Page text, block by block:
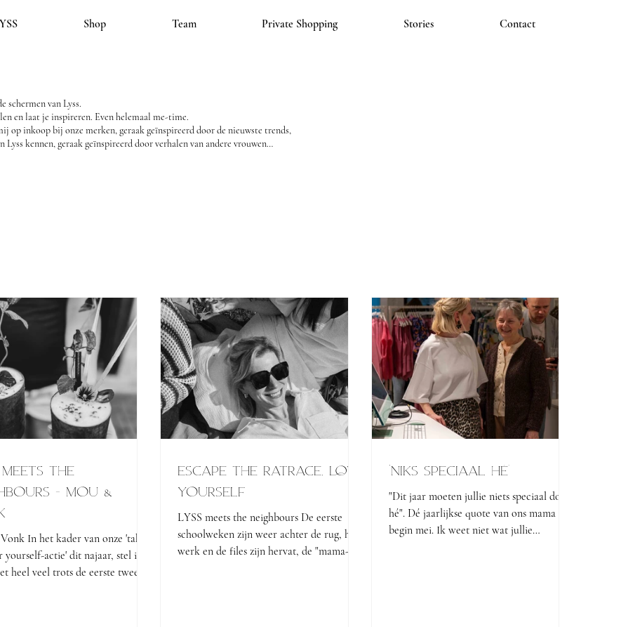
Shop Team Private Shopping Stories Contact
schermen van Lyss.
en laat je inspireren. Even helemaal me-time.
op inkoop bij onze merken, geraak geïnspireerd door de nieuwste trends,
Lyss kennen, geraak geïnspireerd door verhalen van andere vrouwen…
meets the
- MOU &
In het kader van onze 'take
actie' dit najaar, stel ik
heel veel trots de eerste twee
escape the ratrace, love
yourself
LYSS meets the neighbours De eerste
schoolweken zijn weer achter de rug, het
werk en de files zijn hervat, de "mama-
"Niks speciaal hé'
"Dit jaar moeten jullie niets speciaal doen
hé". Dé jaarlijkse quote van ons mama
begin mei. Ik weet niet wat jullie